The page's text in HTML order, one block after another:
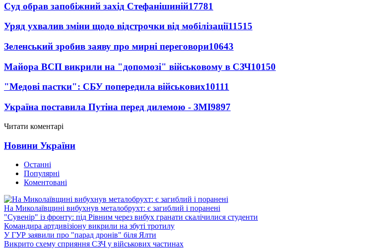
Суд обрав запобіжний захід Стефанішиній17781
Уряд ухвалив зміни щодо відстрочки від мобілізації11515
Зеленський зробив заяву про мирні переговори10643
Майора ВСП викрили на "допомозі" військовому в СЗЧ10150
"Медові пастки": СБУ попередила військових10111
Україна поставила Путіна перед дилемою - ЗМІ9897
Читати коментарі
Новини України
Останні
Популярні
Коментовані
На Миколаївщині вибухнув металобрухт: є загиблий і поранені
"Сувенір" із фронту: під Рівним через вибух гранати скалічилися студенти
Командира артдивізіону викрили на збуті тротилу
У ГУР заявили про "парад дронів" біля Ялти
Викрито схему сприяння СЗЧ у військових частинах